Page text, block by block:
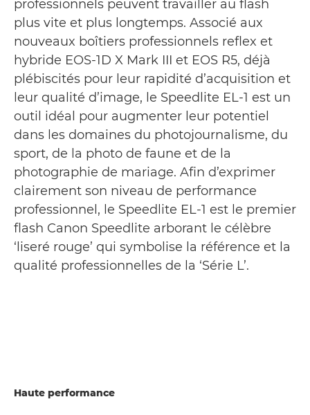
professionnels peuvent travailler au flash
plus vite et plus longtemps. Associé aux
nouveaux boîtiers professionnels reflex et
hybride EOS-1D X Mark III et EOS R5, déjà
plébiscités pour leur rapidité d’acquisition et
leur qualité d’image, le Speedlite EL-1 est un
outil idéal pour augmenter leur potentiel
dans les domaines du photojournalisme, du
sport, de la photo de faune et de la
photographie de mariage. Afin d’exprimer
clairement son niveau de performance
professionnel, le Speedlite EL-1 est le premier
flash Canon Speedlite arborant le célèbre
‘liseré rouge’ qui symbolise la référence et la
qualité professionnelles de la ‘Série L’.
Haute performance